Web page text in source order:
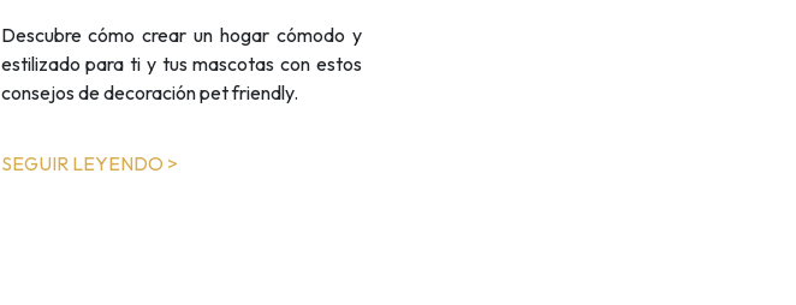
Descubre cómo crear un hogar cómodo y
estilizado para ti y tus mascotas con estos
consejos de decoración pet friendly.
SEGUIR LEYENDO >